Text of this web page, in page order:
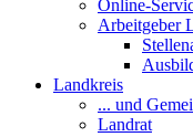
Online-
Arbeitgeber
Landkreis
... und
Landrat